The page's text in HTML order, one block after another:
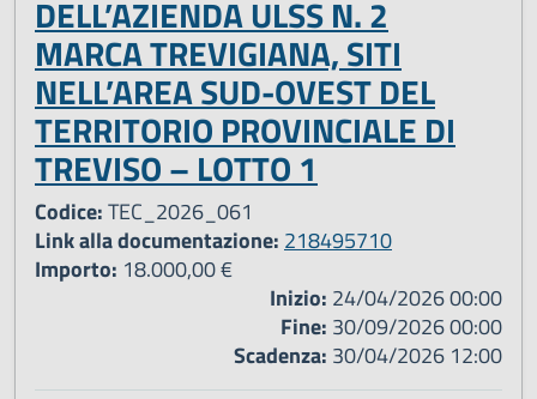
DELL’AZIENDA ULSS N. 2
MARCA TREVIGIANA, SITI
NELL’AREA SUD-OVEST DEL
TERRITORIO PROVINCIALE DI
TREVISO – LOTTO 1
Codice:TEC_2026_061
Link alla documentazione: 218495710
Importo: 18.000,00 €
Inizio: 24/04/2026 00:00
Fine: 30/09/2026 00:00
Scadenza: 30/04/2026 12:00